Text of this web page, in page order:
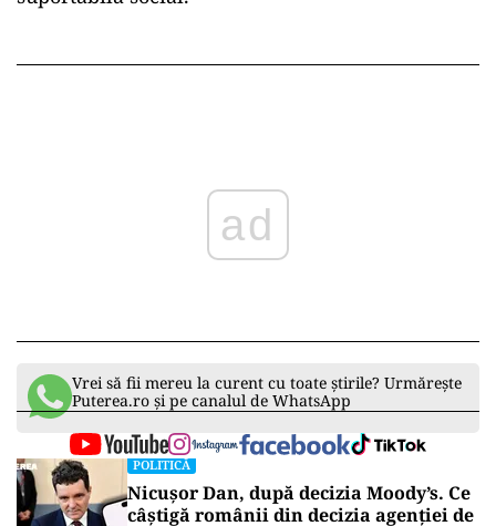
ad
Vrei să fii mereu la curent cu toate știrile? Urmărește
Puterea.ro și pe canalul de WhatsApp
POLITICĂ
Nicușor Dan, după decizia Moody’s. Ce
câștigă românii din decizia agenției de